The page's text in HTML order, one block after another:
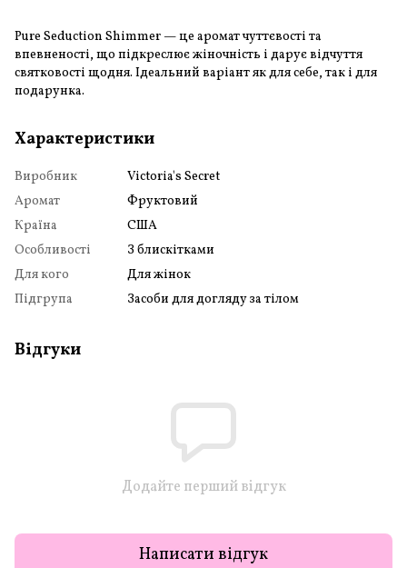
Pure Seduction Shimmer — це аромат чуттєвості та
впевненості, що підкреслює жіночність і дарує відчуття
святковості щодня. Ідеальний варіант як для себе, так і для
подарунка.
Характеристики
Виробник
Victoria's Secret
Аромат
Фруктовий
Країна
США
Особливості
З блискітками
Для кого
Для жінок
Підгрупа
Засоби для догляду за тілом
Відгуки
Додайте перший відгук
Написати відгук